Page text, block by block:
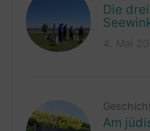
Die
Am